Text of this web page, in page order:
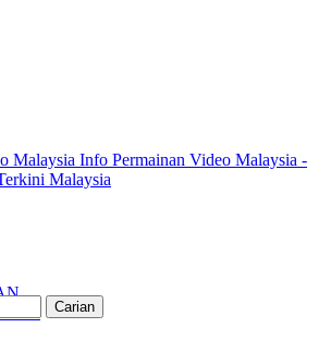
Info Permainan Video Malaysia -
Malaysia